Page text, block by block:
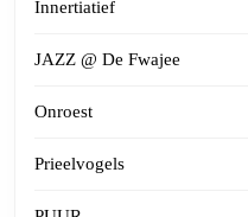
Innertiatief
JAZZ @ De Fwajee
Onroest
Prieelvogels